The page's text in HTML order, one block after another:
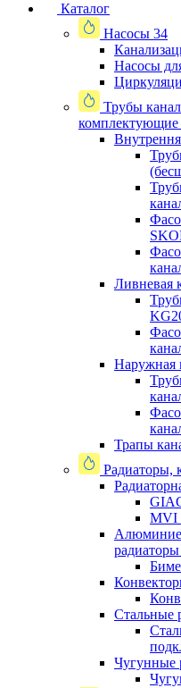
Каталог
Насосы 34
Насосы
Трубы
комплектующие
Ливневая
Наружная
Трапы
Радиаторы,
MVI
радиаторы
Стальные
Чугунные